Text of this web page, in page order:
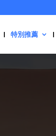
特別推薦